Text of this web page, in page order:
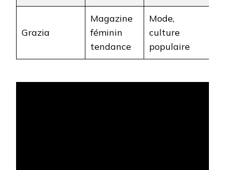
Grazia
Magazine
féminin
tendance
Mode,
culture
populaire